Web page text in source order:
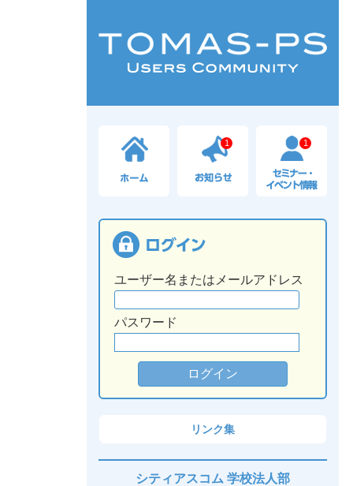
1 1
ユーザー名またはメールアドレス
パスワード
リンク集
シティアスコム 学校法人部